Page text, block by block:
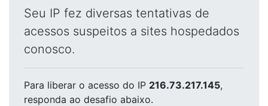
Seu IP fez diversas tentativas de
acessos suspeitos a sites hospedados
conosco.
Para liberar o acesso do IP 216.73.217.145,
responda ao desafio abaixo.